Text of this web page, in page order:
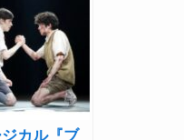
ジカル『ブ